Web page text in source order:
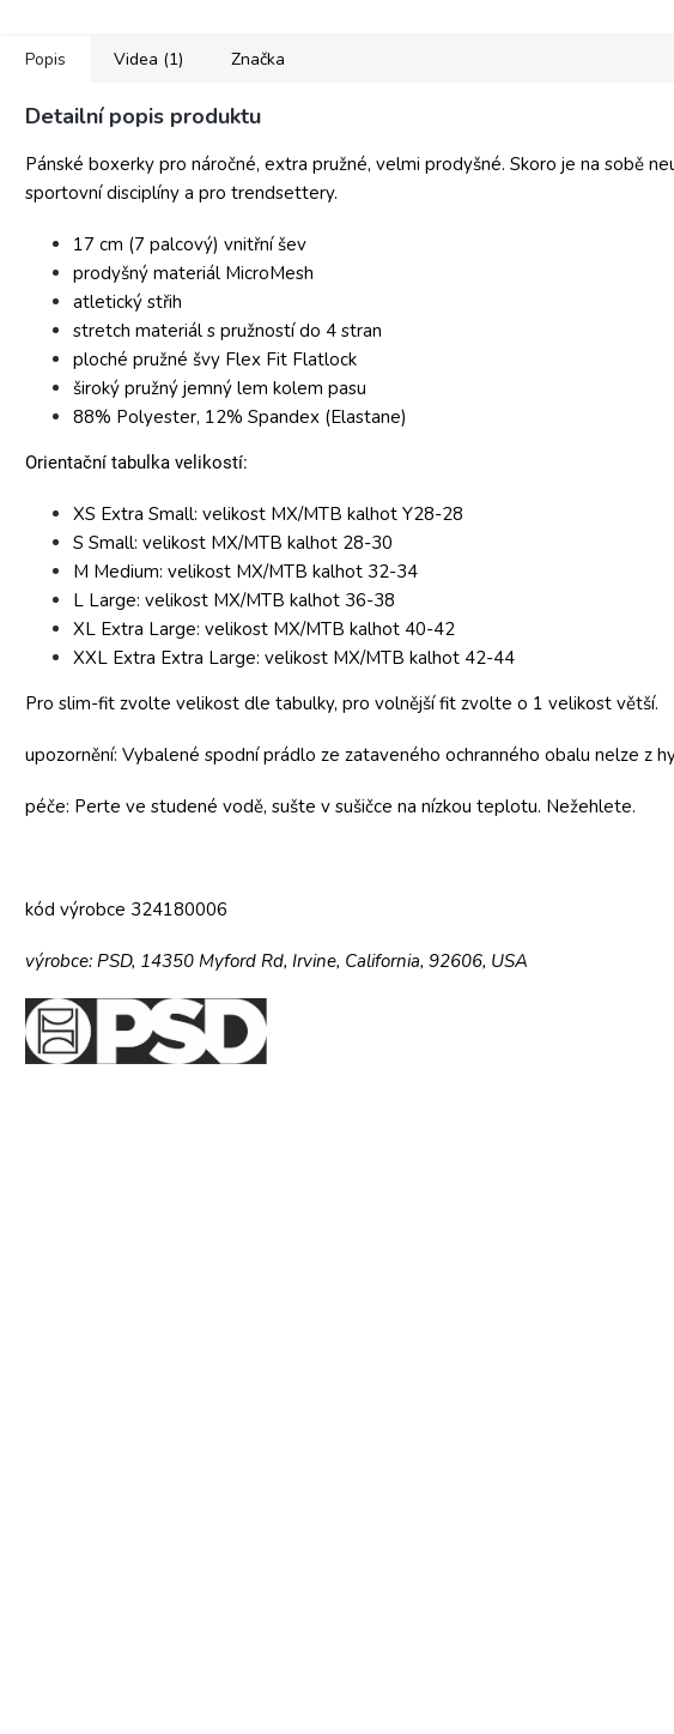
Popis Videa (1) Značka
Detailní popis produktu
Pánské boxerky pro náročné, extra pružné, velmi prodyšné. Skoro je na sobě
sportovní disciplíny a pro trendsettery.
17 cm (7 palcový) vnitřní šev
prodyšný materiál MicroMesh
atletický střih
stretch materiál s pružností do 4 stran
ploché pružné švy Flex Fit Flatlock
široký pružný jemný lem kolem pasu
88% Polyester, 12% Spandex (Elastane)
Orientační tabulka velikostí:
XS Extra Small: velikost MX/MTB kalhot Y28-28
S Small: velikost MX/MTB kalhot 28-30
M Medium: velikost MX/MTB kalhot 32-34
L Large: velikost MX/MTB kalhot 36-38
XL Extra Large: velikost MX/MTB kalhot 40-42
XXL Extra Extra Large: velikost MX/MTB kalhot 42-44
Pro slim-fit zvolte velikost dle tabulky, pro volnější fit zvolte o 1 velikost větší.
upozornění: Vybalené spodní prádlo ze zataveného ochranného obalu nelze z
péče: Perte ve studené vodě, sušte v sušičce na nízkou teplotu. Nežehlete.
kód výrobce 324180006
výrobce: PSD, 14350 Myford Rd, Irvine, California, 92606, USA